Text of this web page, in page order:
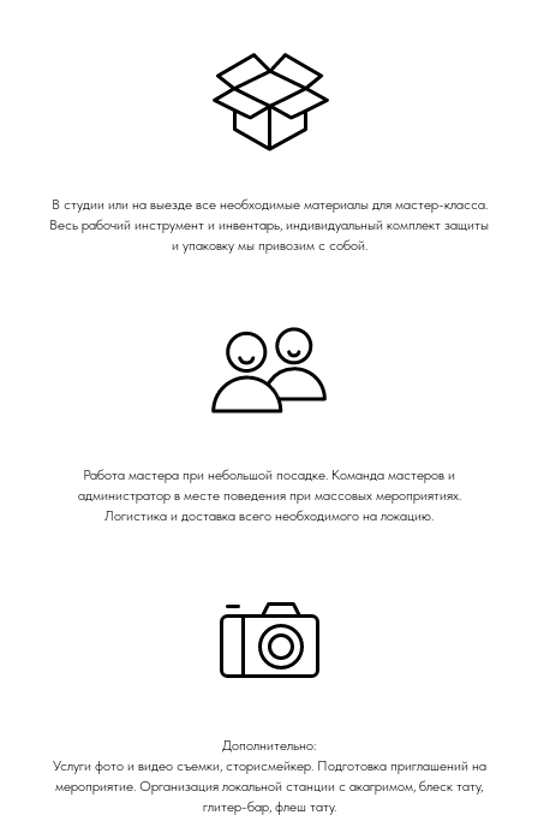
В студии или на выезде все необходимые материалы для мастер-класса.
Весь рабочий инструмент и инвентарь, индивидуальный комплект защиты
и упаковку мы привозим с собой.
Работа мастера при небольшой посадке. Команда мастеров и
администратор в месте поведения при массовых мероприятиях.
Логистика и доставка всего необходимого на локацию.
Дополнительно:
Услуги фото и видео съемки, сторисмейкер. Подготовка приглашений на
мероприятие. Организация локальной станции с акагримом, блеск тату,
глитер-бар, флеш тату.